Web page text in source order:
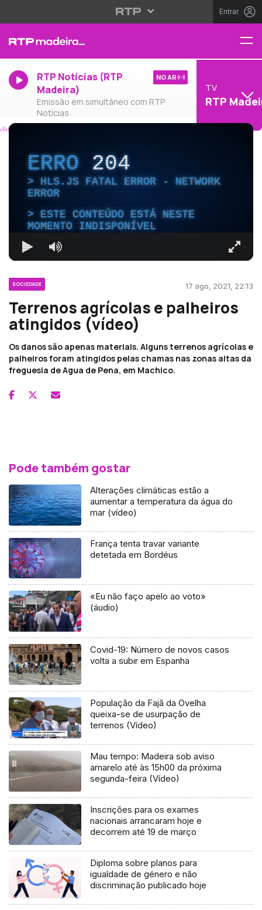
Entrar
RTP Notícias (RTP
Madeira)
Emissão em simultâneo com RTP
Notícias
NO AR
TV
RTP
ERRO204
HLS.JS FATAL ERROR - NETWORK
ERROR
ESTE CONTEÚDO ESTÁ NESTE
MOMENTO INDISPONÍVEL
SOCIEDADE 17 ago, 2021, 22:13
Terrenos agrícolas e palheiros
atingidos (vídeo)
Os danos são apenas materiais. Alguns terrenos agrícolas e
palheiros foram atingidos pelas chamas nas zonas altas da
freguesia de Agua de Pena, em Machico.
Pode também gostar
Alterações climáticas estão a
aumentar a temperatura da água do
mar (vídeo)
França tenta travar variante
detetada em Bordéus
«Eu não faço apelo ao voto»
(áudio)
Covid-19: Número de novos casos
volta a subir em Espanha
População da Fajã da Ovelha
queixa-se de usurpação de
terrenos (Vídeo)
Mau tempo: Madeira sob aviso
amarelo até às 15h00 da próxima
segunda-feira (Vídeo)
Inscrições para os exames
nacionais arrancaram hoje e
decorrem até 19 de março
Diploma sobre planos para
igualdade de género e não
discriminação publicado hoje